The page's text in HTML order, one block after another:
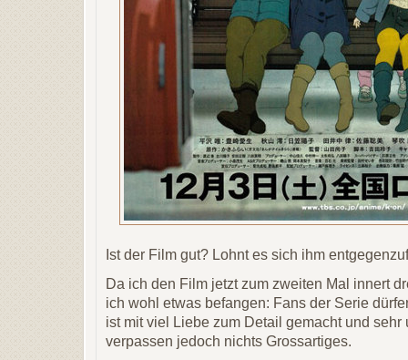
Ist der Film gut? Lohnt es sich ihm
Da ich den Film jetzt zum zweiten Mal innert
ich wohl etwas befangen: Fans der Serie
ist mit viel Liebe zum Detail gemacht und
verpassen jedoch nichts Grossartiges.